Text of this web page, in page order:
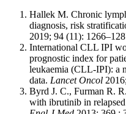
Hallek M. Chronic
diagnosis, risk
2019; 94 (11):
International CLL IPI
prognostic index for
leukaemia (CLL-IPI): a
data. Lancet Oncol
Byrd J. C., Furman R.
with ibrutinib in